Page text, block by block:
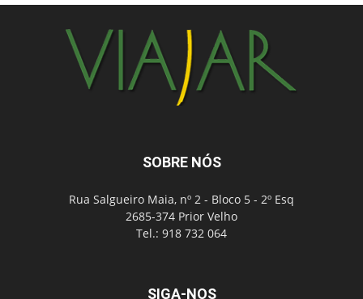
SOBRE NÓS
Rua Salgueiro Maia, nº 2 - Bloco 5 - 2º Esq
2685-374 Prior Velho
Tel.: 918 732 064
SIGA-NOS